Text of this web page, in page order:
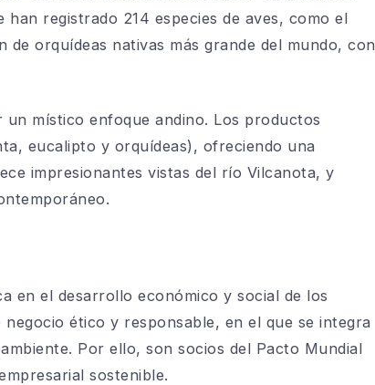
registrado 214 especies de aves, como el
orquídeas nativas más grande del mundo, con
místico enfoque andino. Los productos
eucalipto y orquídeas), ofreciendo una
impresionantes vistas del río Vilcanota, y
en el desarrollo económico y social de los
ético y responsable, en el que se integra
Por ello, son socios del Pacto Mundial
sostenible.